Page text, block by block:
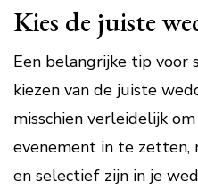
Kies de juiste
Een belangrijke tip voor
kiezen van de juiste
misschien verleidelijk
evenement in te zetten,
en selectief zijn in je